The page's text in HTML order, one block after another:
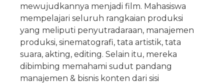
mewujudkannya menjadi film. Mahasiswa
mempelajari seluruh rangkaian produksi
yang meliputi penyutradaraan, manajemen
produksi, sinematografi, tata artistik, tata
suara, akting, editing. Selain itu, mereka
dibimbing memahami sudut pandang
manajemen & bisnis konten dari sisi